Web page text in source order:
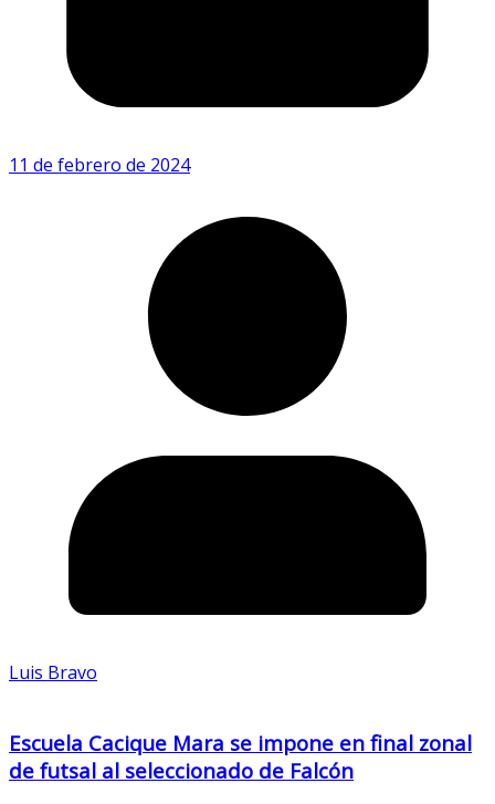
11 de febrero de 2024
Luis Bravo
Escuela Cacique Mara se impone en final zonal
de futsal al seleccionado de Falcón